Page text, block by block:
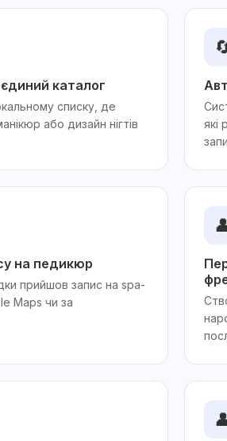
каталог
списку, де
або дизайн нігтів
які
на педикюр
прийшов запис на spa-
Maps чи за